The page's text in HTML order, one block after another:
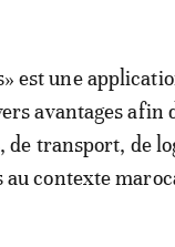
est une
avantages afin
transport, de
au contexte